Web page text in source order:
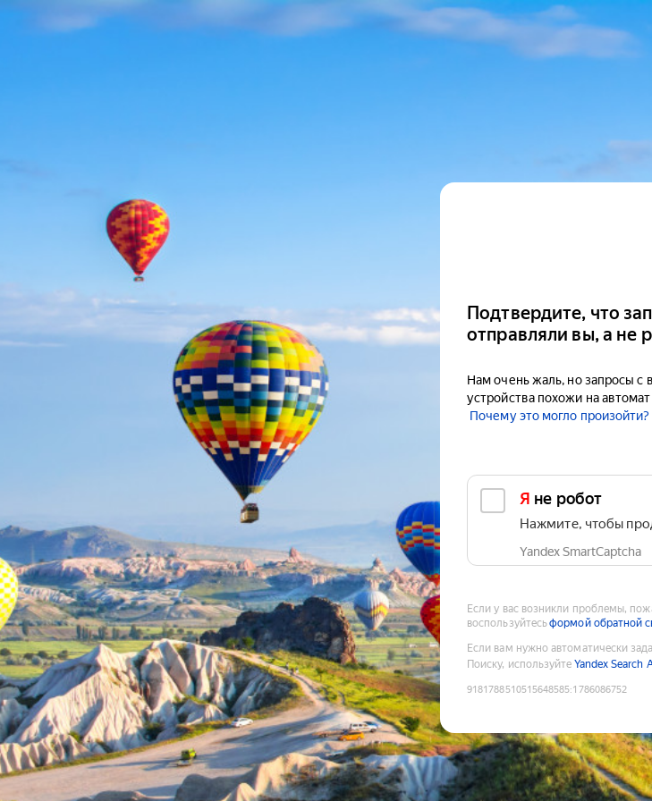
Подтвердите, что
отправляли вы, а не
Нам очень жаль, но запросы с
устройства похожи на
Почему это могло произойти?
Я не робот
Нажмите, чтобы
Yandex SmartCaptcha
Если у вас возникли проблемы,
воспользуйтесьформой обратной
Если вам нужно автоматически
Поиску, используйте Yandex Search
9181788510515648585:1786086752